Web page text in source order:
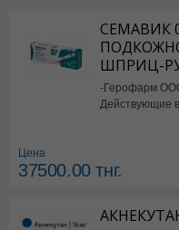
СЕМАВИК
ШПРИЦ-
-Герофарм
Действующие
Цена
37500.00тнг.